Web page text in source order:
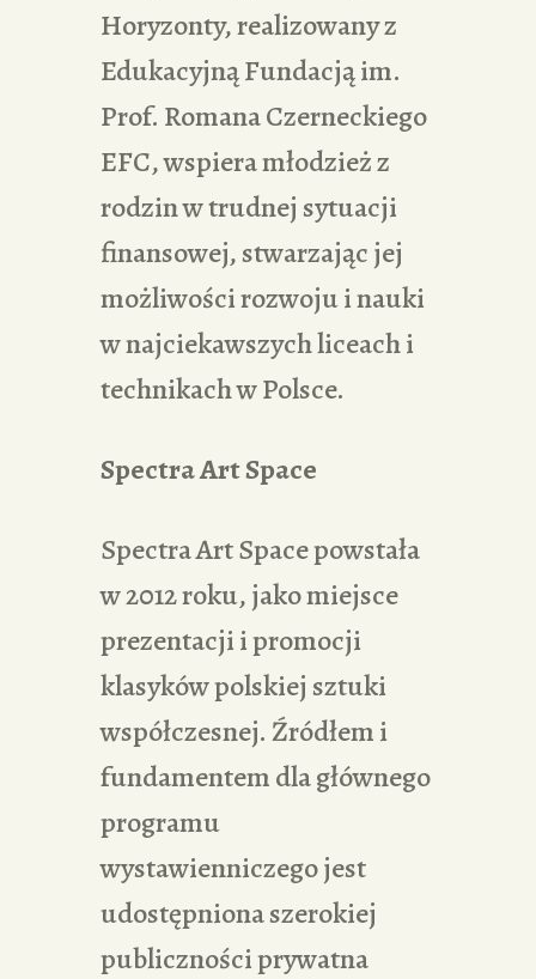
Horyzonty, realizowany z
Edukacyjną Fundacją im.
Prof. Romana Czerneckiego
EFC, wspiera młodzież z
rodzin w trudnej sytuacji
finansowej, stwarzając jej
możliwości rozwoju i nauki
w najciekawszych liceach i
technikach w Polsce.
Spectra Art Space
Spectra Art Space powstała
w 2012 roku, jako miejsce
prezentacji i promocji
klasyków polskiej sztuki
współczesnej. Źródłem i
fundamentem dla głównego
programu
wystawienniczego jest
udostępniona szerokiej
publiczności prywatna